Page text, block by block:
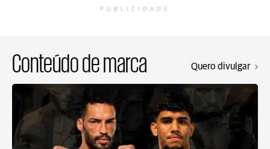
PUBLICIDADE
Conteúdo de marca Quero divulgar